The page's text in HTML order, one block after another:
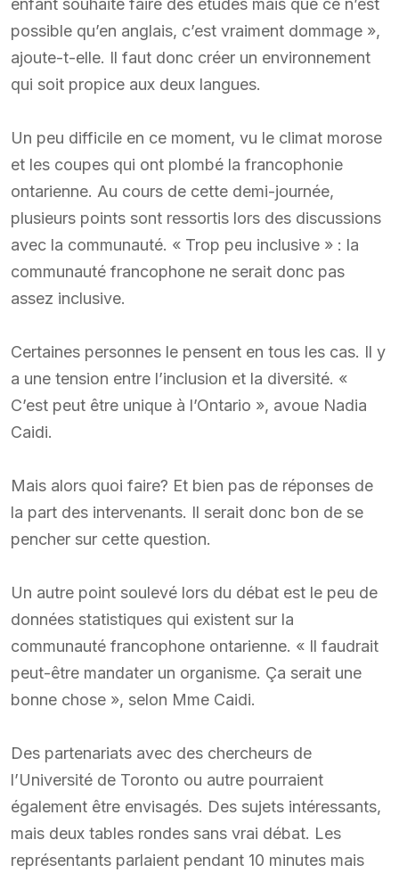
possible qu’en anglais, c’est vraiment dommage »,
ajoute-t-elle. Il faut donc créer un environnement
qui soit propice aux deux langues.
Un peu difficile en ce moment, vu le climat morose
et les coupes qui ont plombé la francophonie
ontarienne. Au cours de cette demi-journée,
plusieurs points sont ressortis lors des discussions
avec la communauté. « Trop peu inclusive » : la
communauté francophone ne serait donc pas
assez inclusive.
Certaines personnes le pensent en tous les cas. Il y
a une tension entre l’inclusion et la diversité. «
C’est peut être unique à l’Ontario », avoue Nadia
Caidi.
Mais alors quoi faire? Et bien pas de réponses de
la part des intervenants. Il serait donc bon de se
pencher sur cette question.
Un autre point soulevé lors du débat est le peu de
données statistiques qui existent sur la
communauté francophone ontarienne. « Il faudrait
peut-être mandater un organisme. Ça serait une
bonne chose », selon Mme Caidi.
Des partenariats avec des chercheurs de
l’Université de Toronto ou autre pourraient
également être envisagés. Des sujets intéressants,
mais deux tables rondes sans vrai débat. Les
représentants parlaient pendant 10 minutes mais